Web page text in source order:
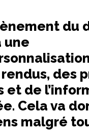
du
une
des
et de
Cela va
malgré